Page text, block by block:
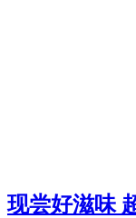
现尝好滋味